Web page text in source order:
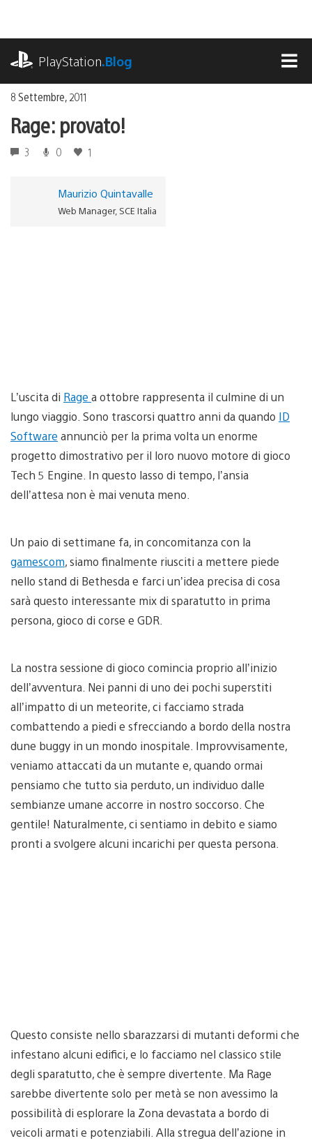
contenuto
PlayStation.Blog
8 Settembre, 2011
Rage: provato!
3 0 1
Maurizio Quintavalle
Web Manager, SCE Italia
L’uscita di Rage a ottobre rappresenta il culmine di un
lungo viaggio. Sono trascorsi quattro anni da quando ID
Software annunciò per la prima volta un enorme
progetto dimostrativo per il loro nuovo motore di gioco
Tech 5 Engine. In questo lasso di tempo, l’ansia
dell’attesa non è mai venuta meno.
Un paio di settimane fa, in concomitanza con la
gamescom, siamo finalmente riusciti a mettere piede
nello stand di Bethesda e farci un’idea precisa di cosa
sarà questo interessante mix di sparatutto in prima
persona, gioco di corse e GDR.
La nostra sessione di gioco comincia proprio all’inizio
dell’avventura. Nei panni di uno dei pochi superstiti
all’impatto di un meteorite, ci facciamo strada
combattendo a piedi e sfrecciando a bordo della nostra
dune buggy in un mondo inospitale. Improvvisamente,
veniamo attaccati da un mutante e, quando ormai
pensiamo che tutto sia perduto, un individuo dalle
sembianze umane accorre in nostro soccorso. Che
gentile! Naturalmente, ci sentiamo in debito e siamo
pronti a svolgere alcuni incarichi per questa persona.
Questo consiste nello sbarazzarsi di mutanti deformi che
infestano alcuni edifici, e lo facciamo nel classico stile
degli sparatutto, che è sempre divertente. Ma Rage
sarebbe divertente solo per metà se non avessimo la
possibilità di esplorare la Zona devastata a bordo di
veicoli armati e potenziabili. Alla stregua dell’azione in